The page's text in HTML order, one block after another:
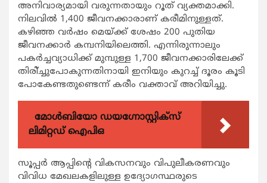
അനിവാര്യമായി വരുന്നതായും റൂത് വ്യക്തമാക്കി.
നിലവില്‍ 1,400 ജീവനക്കാരാണ് കരീമിനുള്ളത്.
കഴിഞ്ഞ വര്‍ഷം മെയ്ക്ക് ശേഷം 200 പുതിയ
ജീവനക്കാര്‍ കമ്പനിയിലെത്തി. എന്നിരുന്നാലും
പകര്‍ച്ചവ്യാധിക്ക് മുമ്പുള്ള 1,700 ജീവനക്കാരിലേക്ക്
തിരി്ച്ചുപോകുന്നതിനായി ഇനിയും കുറച്ച് ദൂരം കൂടി
പോകേണ്ടതുണ്ടെന്ന് കരീം വക്താവ് അറിയിച്ചു.
മോൾബിയോ ഡയഗ്നോസ്റ്റിക്സ്
ലിമിറ്റഡ് ഐപിഒ
സൂപ്പര്‍ ആപ്പിന്റെ വികസനവും വിപുലീകരണവും
വിവിധ മേഖലകളിലുള്ള ഉദ്യോഗസ്ഥരുടെ